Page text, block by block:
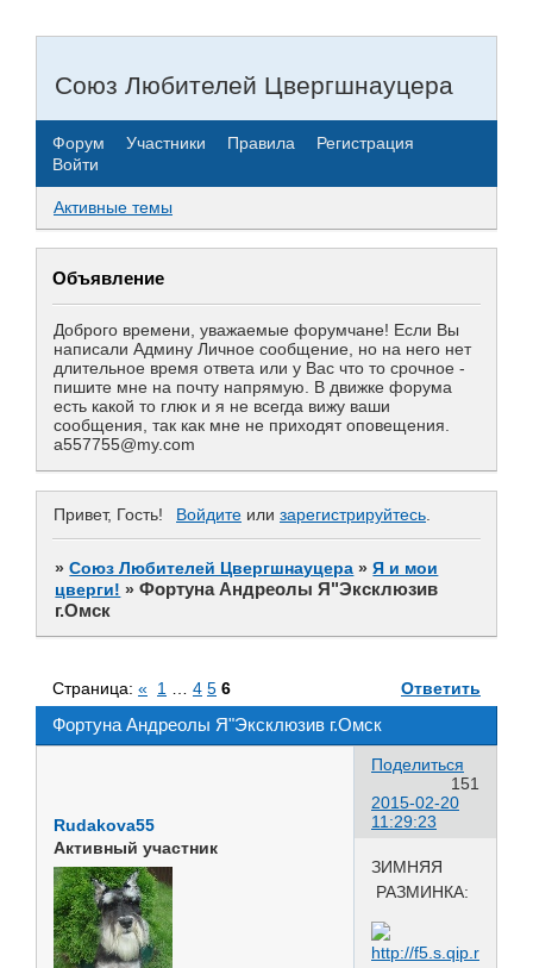
Союз Любителей Цвергшнауцера
Форум Участники Правила
Регистрация
Войти
Активные темы
Объявление
Доброго времени, уважаемые форумчане! Если Вы
написали Админу Личное сообщение, но на него нет
длительное время ответа или у Вас что то срочное -
пишите мне на почту напрямую. В движке форума
есть какой то глюк и я не всегда вижу ваши
сообщения, так как мне не приходят оповещения.
a557755@my.com
Привет, Гость! Войдите или зарегистрируйтесь.
»Союз Любителей Цвергшнауцера »Я и мои
цверги! »Фортуна Андреолы Я"Эксклюзив
г.Омск
Фортуна Андреолы Я"Эксклюзив г.Омск
Страница: « 1 4 5 6 Ответить
Поделиться
151
2015-02-20
11:29:23
Rudakova55
Активный участник
ЗИМНЯЯ
РАЗМИНКА: